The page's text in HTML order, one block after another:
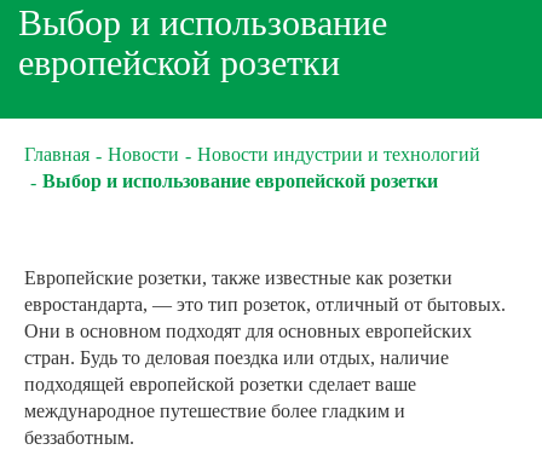
Выбор и использование
европейской розетки
Главная Новости
Новости индустрии и технологий
Выбор и использование европейской розетки
Европейские розетки, также известные как розетки
евростандарта, — это тип розеток, отличный от бытовых.
Они в основном подходят для основных европейских
стран. Будь то деловая поездка или отдых, наличие
подходящей европейской розетки сделает ваше
международное путешествие более гладким и
беззаботным.